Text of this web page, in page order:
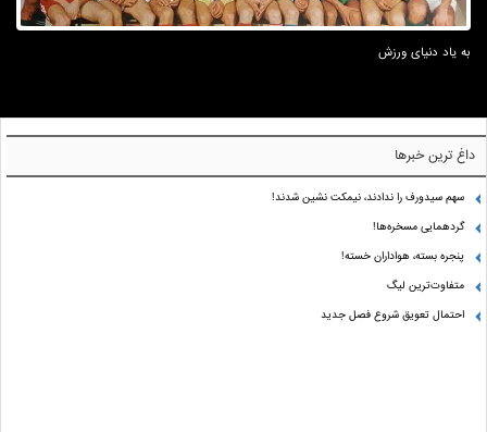
به یاد دنیای ورزش
داغ ترین خبرها
سهم سیدورف را ندادند، نیمکت نشین شدند!
گردهمایی مسخره‌ها!
پنجره بسته، هواداران خسته!
متفاوت‌ترین لیگ
احتمال تعویق شروع فصل جدید